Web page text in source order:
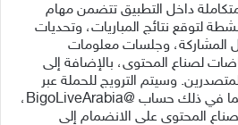
داخل التطبيق تتضمن مهام
لتوقع نتائج المباريات، وتحديات
المشاركة، وجلسات معلومات
لصناع المحتوى، بالإضافة إلى
وسيتم الترويج للحملة عبر
القنوات الرسمية للمنصة، بما في ذلك حساب @BigoLiveArabia،
المحتوى على الانضمام إلى